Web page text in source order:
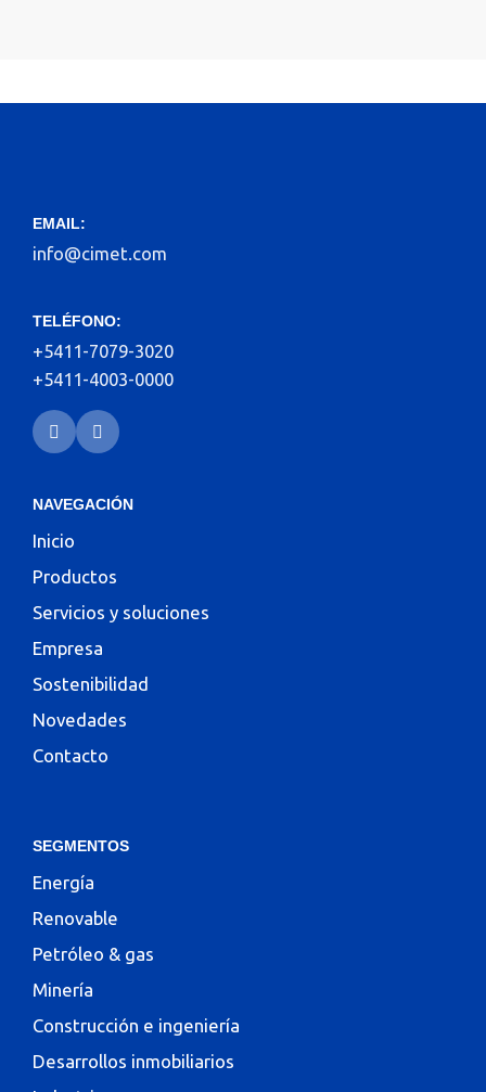
EMAIL:
info@cimet.com
TELÉFONO:
+5411-7079-3020
+5411-4003-0000
NAVEGACIÓN
Inicio
Productos
Servicios y soluciones
Empresa
Sostenibilidad
Novedades
Contacto
SEGMENTOS
Energía
Renovable
Petróleo & gas
Minería
Construcción e ingeniería
Desarrollos inmobiliarios